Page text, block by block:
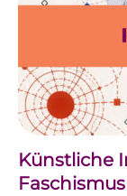
Künstliche